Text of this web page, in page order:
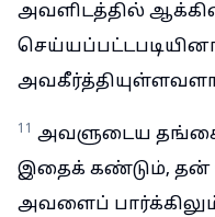
அவளிடத்தில்
11 அவளுடைய
இதைக் கண்டும், தன்
அவளைப்